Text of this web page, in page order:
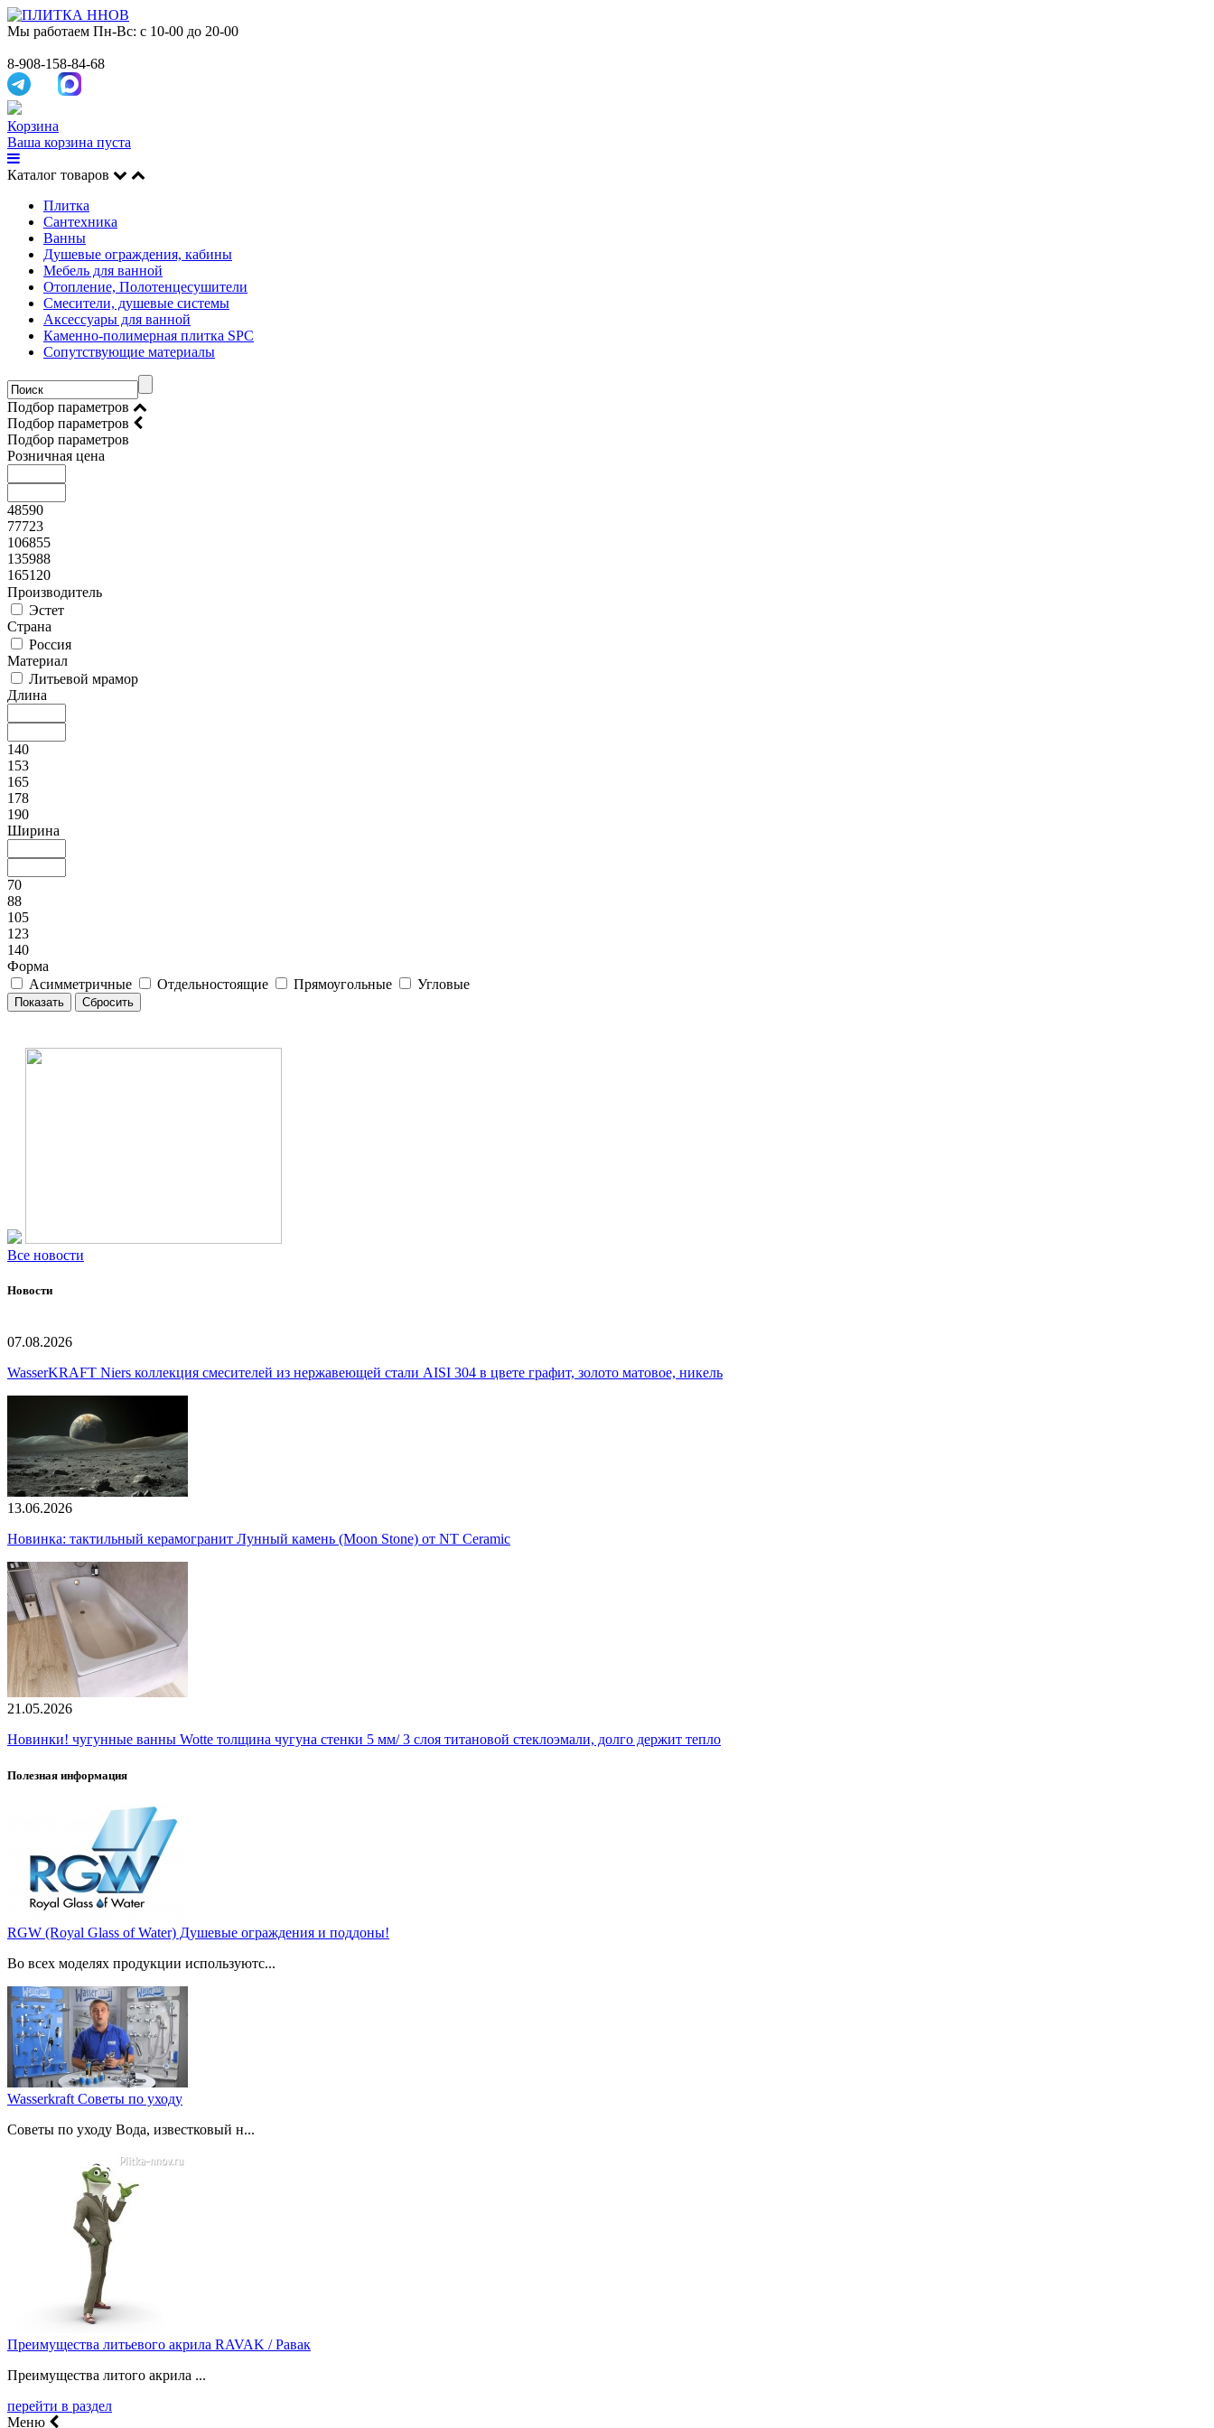
Мы работаем Пн-Вс: с 10-00 до 20-00
8-908-158-84-68
Корзина
Ваша корзина пуста
Каталог товаров
Плитка
Сантехника
Ванны
Душевые ограждения, кабины
Мебель для ванной
Отопление, Полотенцесушители
Смесители, душевые системы
Аксессуары для ванной
Каменно-полимерная плитка SPC
Сопутствующие материалы
Подбор параметров
Подбор параметров
Подбор параметров
Розничная цена
48590
77723
106855
135988
165120
Производитель
Эстет
Страна
Россия
Материал
Литьевой мрамор
Длина
140
153
165
178
190
Ширина
70
88
105
123
140
Форма
Асимметричные
Отдельностоящие Прямоугольные Угловые
Все новости
Новости
07.08.2026
WasserKRAFT Niers коллекция смесителей из нержавеющей стали AISI 304 в цвете графит, золото матовое, никель
13.06.2026
Новинка: тактильный керамогранит Лунный камень (Moon Stone) от NT Ceramic
21.05.2026
Новинки! чугунные ванны Wotte толщина чугуна стенки 5 мм/ 3 слоя титановой стеклоэмали, долго держит тепло
Полезная информация
RGW (Royal Glass of Water) Душевые ограждения и поддоны!
Во всех моделях продукции используютс...
Wasserkraft Советы по уходу
Советы по уходу Вода, известковый н...
Преимущества литьевого акрила RAVAK / Равак
Преимущества литого акрила ...
перейти в раздел
Меню